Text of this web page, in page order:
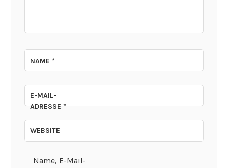
NAME*
E-MAIL-
ADRESSE*
WEBSITE
Name, E-Mail-